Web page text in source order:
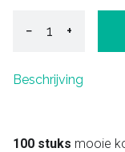
− +
Beschrijving
100 stuks mooie